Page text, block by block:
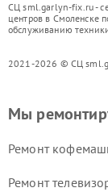
СЦ sml.garlyn-fix.ru -
центров в Смоленске
обслуживанию
2021-2026 © СЦ
Мы
Ремонт
Ремонт